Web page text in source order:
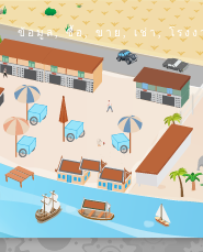
ข้อมูล, ซื้อ, ขาย, เช่า, โรง